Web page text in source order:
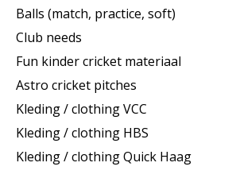
Balls (match, practice, soft)
Club needs
Fun kinder cricket materiaal
Astro cricket pitches
Kleding / clothing VCC
Kleding / clothing HBS
Kleding / clothing Quick Haag